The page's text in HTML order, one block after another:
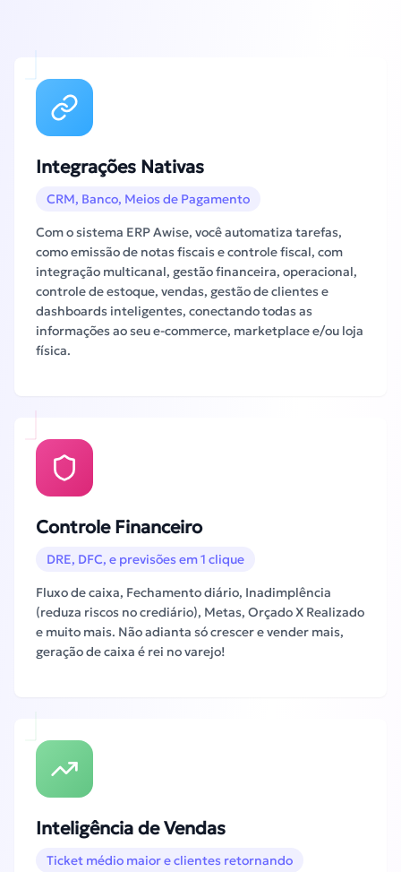
Integrações Nativas
CRM, Banco, Meios de Pagamento
Com o sistema ERP Awise, você automatiza tarefas,
como emissão de notas fiscais e controle fiscal, com
integração multicanal, gestão financeira, operacional,
controle de estoque, vendas, gestão de clientes e
dashboards inteligentes, conectando todas as
informações ao seu e-commerce, marketplace e/ou loja
física.
Controle Financeiro
DRE, DFC, e previsões em 1 clique
Fluxo de caixa, Fechamento diário, Inadimplência
(reduza riscos no crediário), Metas, Orçado X Realizado
e muito mais. Não adianta só crescer e vender mais,
geração de caixa é rei no varejo!
Inteligência de Vendas
Ticket médio maior e clientes retornando